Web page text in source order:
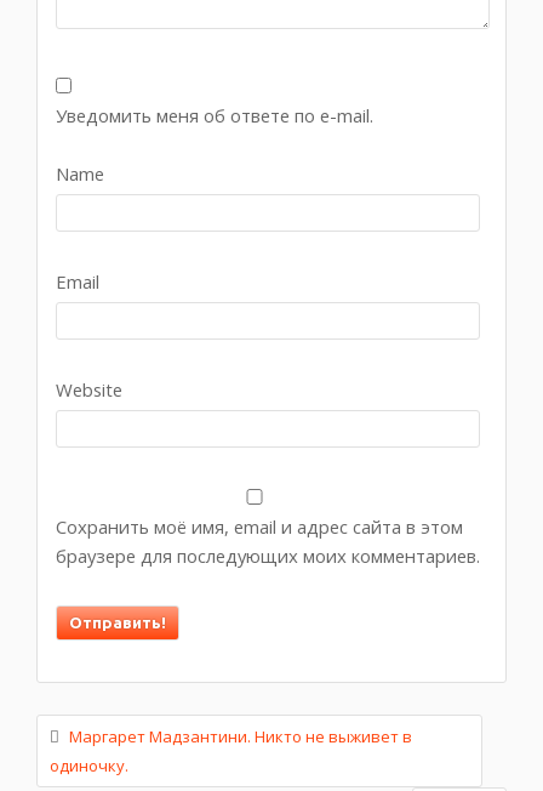
Уведомить меня об ответе по e-mail.
Name
Email
Website
Сохранить моё имя, email и адрес сайта в этом
браузере для последующих моих комментариев.
Маргарет Мадзантини. Никто не выживет в
одиночку.